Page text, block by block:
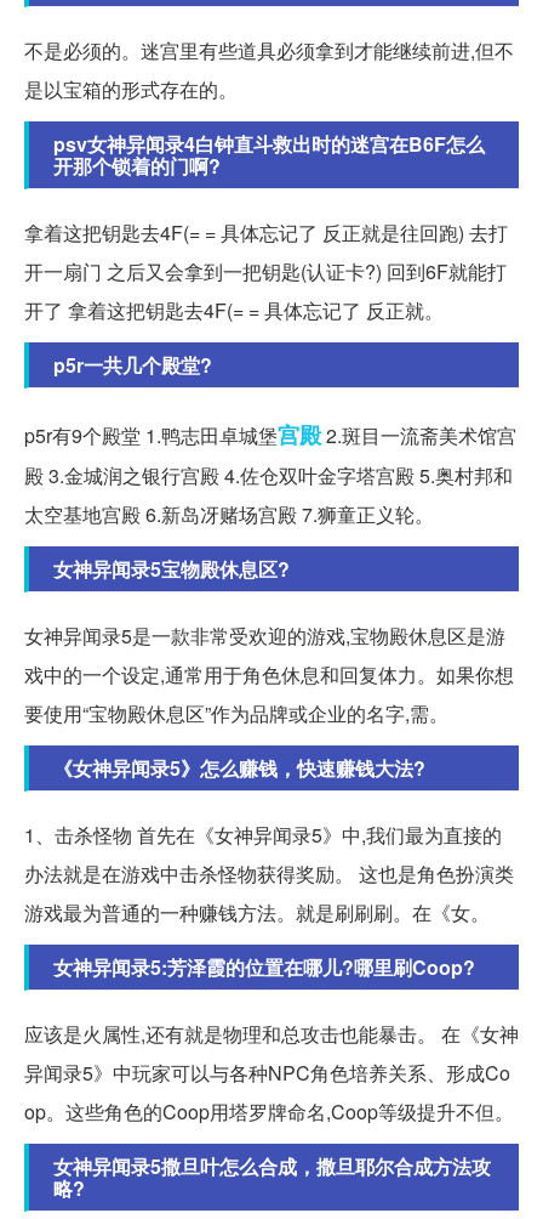
不是必须的。迷宫里有些道具必须拿到才能继续前进,但不
是以宝箱的形式存在的。
psv女神异闻录4白钟直斗救出时的迷宫在B6F怎么
开那个锁着的门啊?
拿着这把钥匙去4F(= = 具体忘记了 反正就是往回跑) 去打
开一扇门 之后又会拿到一把钥匙(认证卡?) 回到6F就能打
开了 拿着这把钥匙去4F(= = 具体忘记了 反正就。
p5r一共几个殿堂?
p5r有9个殿堂 1.鸭志田卓城堡宫殿2.斑目一流斋美术馆宫
殿 3.金城润之银行宫殿 4.佐仓双叶金字塔宫殿 5.奥村邦和
太空基地宫殿 6.新岛冴赌场宫殿 7.狮童正义轮。
女神异闻录5宝物殿休息区?
女神异闻录5是一款非常受欢迎的游戏,宝物殿休息区是游
戏中的一个设定,通常用于角色休息和回复体力。如果你想
要使用“宝物殿休息区”作为品牌或企业的名字,需。
《女神异闻录5》怎么赚钱，快速赚钱大法?
1、击杀怪物 首先在《女神异闻录5》中,我们最为直接的
办法就是在游戏中击杀怪物获得奖励。 这也是角色扮演类
游戏最为普通的一种赚钱方法。就是刷刷刷。在《女。
女神异闻录5:芳泽霞的位置在哪儿?哪里刷Coop?
应该是火属性,还有就是物理和总攻击也能暴击。 在《女神
异闻录5》中玩家可以与各种NPC角色培养关系、形成Co
op。这些角色的Coop用塔罗牌命名,Coop等级提升不但。
女神异闻录5撒旦叶怎么合成，撒旦耶尔合成方法攻
略?